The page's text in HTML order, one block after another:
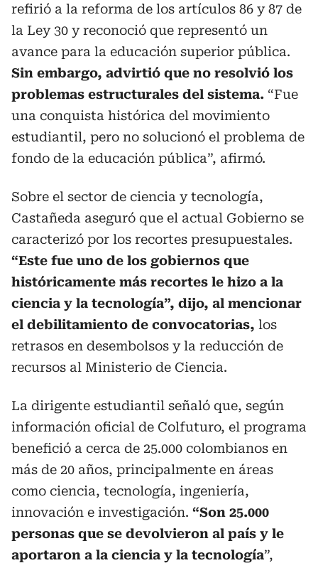
refirió a la reforma de los artículos 86 y 87 de
la Ley 30 y reconoció que representó un
avance para la educación superior pública.
Sin embargo, advirtió que no resolvió los
problemas estructurales del sistema. “Fue
una conquista histórica del movimiento
estudiantil, pero no solucionó el problema de
fondo de la educación pública”, afirmó.
Sobre el sector de ciencia y tecnología,
Castañeda aseguró que el actual Gobierno se
caracterizó por los recortes presupuestales.
“Este fue uno de los gobiernos que
históricamente más recortes le hizo a la
ciencia y la tecnología”, dijo, al mencionar
el debilitamiento de convocatorias, los
retrasos en desembolsos y la reducción de
recursos al Ministerio de Ciencia.
La dirigente estudiantil señaló que, según
información oficial de Colfuturo, el programa
benefició a cerca de 25.000 colombianos en
más de 20 años, principalmente en áreas
como ciencia, tecnología, ingeniería,
innovación e investigación. “Son 25.000
personas que se devolvieron al país y le
aportaron a la ciencia y la tecnología”,